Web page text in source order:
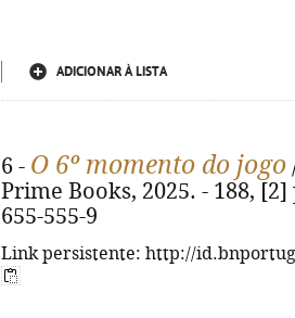
ADICIONAR À LISTA
6 - O 6º momento do jogo
Prime Books, 2025. - 188, [2]
655-555-9
Link persistente: http://